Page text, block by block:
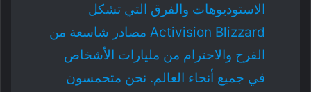
الاستوديوهات والفرق التي تشكل
Activision Blizzard مصادر شاسعة من
الفرح والاحترام من مليارات الأشخاص
في جميع أنحاء العالم. نحن متحمسون